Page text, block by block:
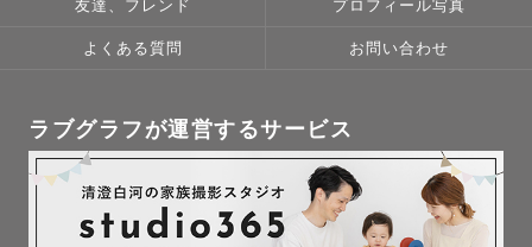
友達、フレンド プロフィール写真
よくある質問 お問い合わせ
ラブグラフが運営するサービス